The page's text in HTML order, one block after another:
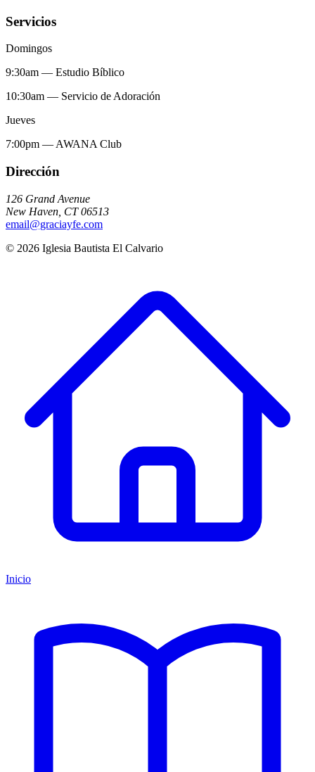
Servicios
Domingos
9:30am — Estudio Bíblico
10:30am — Servicio de Adoración
Jueves
7:00pm — AWANA Club
Dirección
126 Grand Avenue
New Haven CT 06513
email@graciayfe.com
© 2026 Iglesia Bautista El Calvario
Inicio